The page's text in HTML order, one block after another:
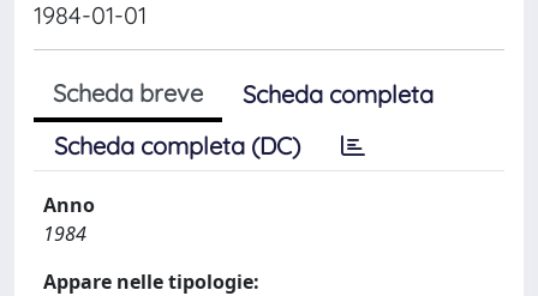
1984-01-01
Scheda breve
Scheda completa
Scheda completa (DC)
Anno
1984
Appare nelle tipologie: